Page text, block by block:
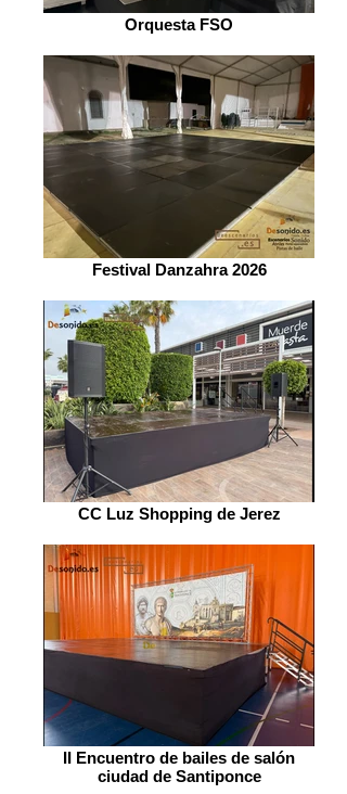
Orquesta FSO
Festival Danzahra 2026
CC Luz Shopping de Jerez
II Encuentro de bailes de salón
ciudad de Santiponce